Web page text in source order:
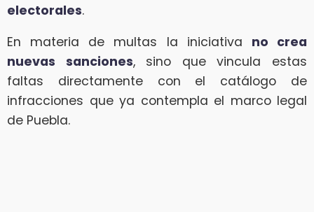
electorales.
En materia de multas la iniciativa no crea
nuevas sanciones, sino que vincula estas
faltas directamente con el catálogo de
infracciones que ya contempla el marco legal
de Puebla.